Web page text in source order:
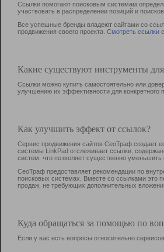
Ссылки помогают поисковым системам
участвовать в раcпределении позиций и
Все успешные бренды владеют сайтами со
продвижения своего проекта. Смотреть ссылки
Какие существуют инструменты
Ссылки можно купить самостоятельно или
улучшению их эффективности для конкретного
Как улучшить эффект от ссылок?
Сервис продвижения сайтов СеоТраф создает
системы LinkPad отслеживает ссылки,
систем, что позволяет существенно уменьшить
СеоТраф предоставляет рекомендации по
поисковых системах. Вместе со ссылками это
продаж, не требующих дополнительных
Куда обращаться за помощью по
Если у вас есть вопросы относительно